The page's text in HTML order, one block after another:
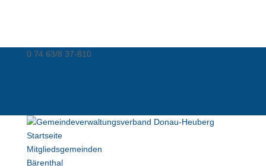
0 74 63/8 37-810
Startseite
Mitgliedsgemeinden
Bärenthal